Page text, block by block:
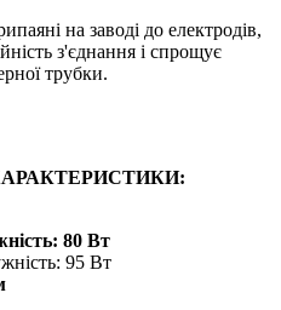
на заводі до електродів,
з'єднання і спрощує
трубки.
80 Вт
95 Вт